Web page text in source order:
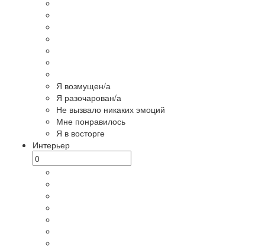
Я возмущен/а
Я разочарован/а
Не вызвало никаких эмоций
Мне понравилось
Я в восторге
Интерьер